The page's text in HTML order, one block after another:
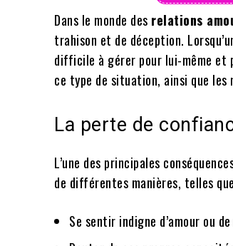
Dans le monde des relations
trahison et de déception.
difficile à gérer pour lui-même et
ce type de situation, ainsi que les
La perte de
L’une des principales
de différentes manières, telles
Se sentir indigne d’amour ou